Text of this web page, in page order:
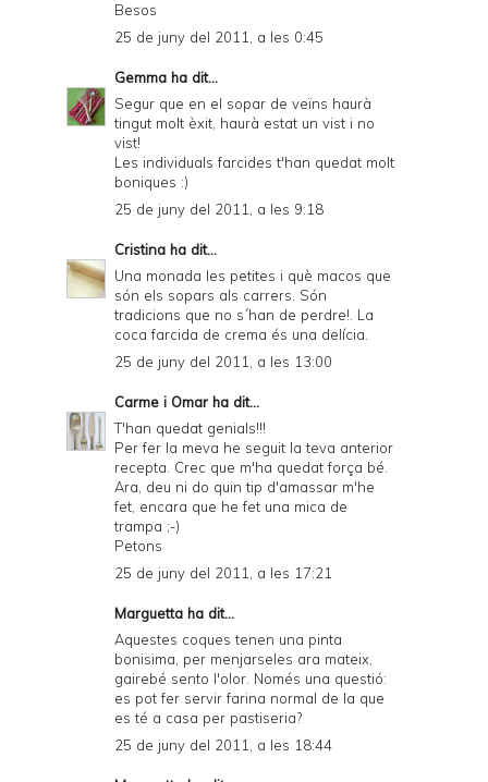
Besos
25 de juny del 2011, a les 0:45
Gemma ha dit...
Segur que en el sopar de veïns haurà
tingut molt èxit, haurà estat un vist i no
vist!
Les individuals farcides t'han quedat molt
boniques :)
25 de juny del 2011, a les 9:18
Cristina ha dit...
Una monada les petites i què macos que
són els sopars als carrers. Són
tradicions que no s´han de perdre!. La
coca farcida de crema és una delícia.
25 de juny del 2011, a les 13:00
Carme i Omar ha dit...
T'han quedat genials!!!
Per fer la meva he seguit la teva anterior
recepta. Crec que m'ha quedat força bé.
Ara, deu ni do quin tip d'amassar m'he
fet, encara que he fet una mica de
trampa ;-)
Petons
25 de juny del 2011, a les 17:21
Marguetta ha dit...
Aquestes coques tenen una pinta
bonisima, per menjarseles ara mateix,
gairebé sento l'olor. Només una questió:
es pot fer servir farina normal de la que
es té a casa per pastiseria?
25 de juny del 2011, a les 18:44